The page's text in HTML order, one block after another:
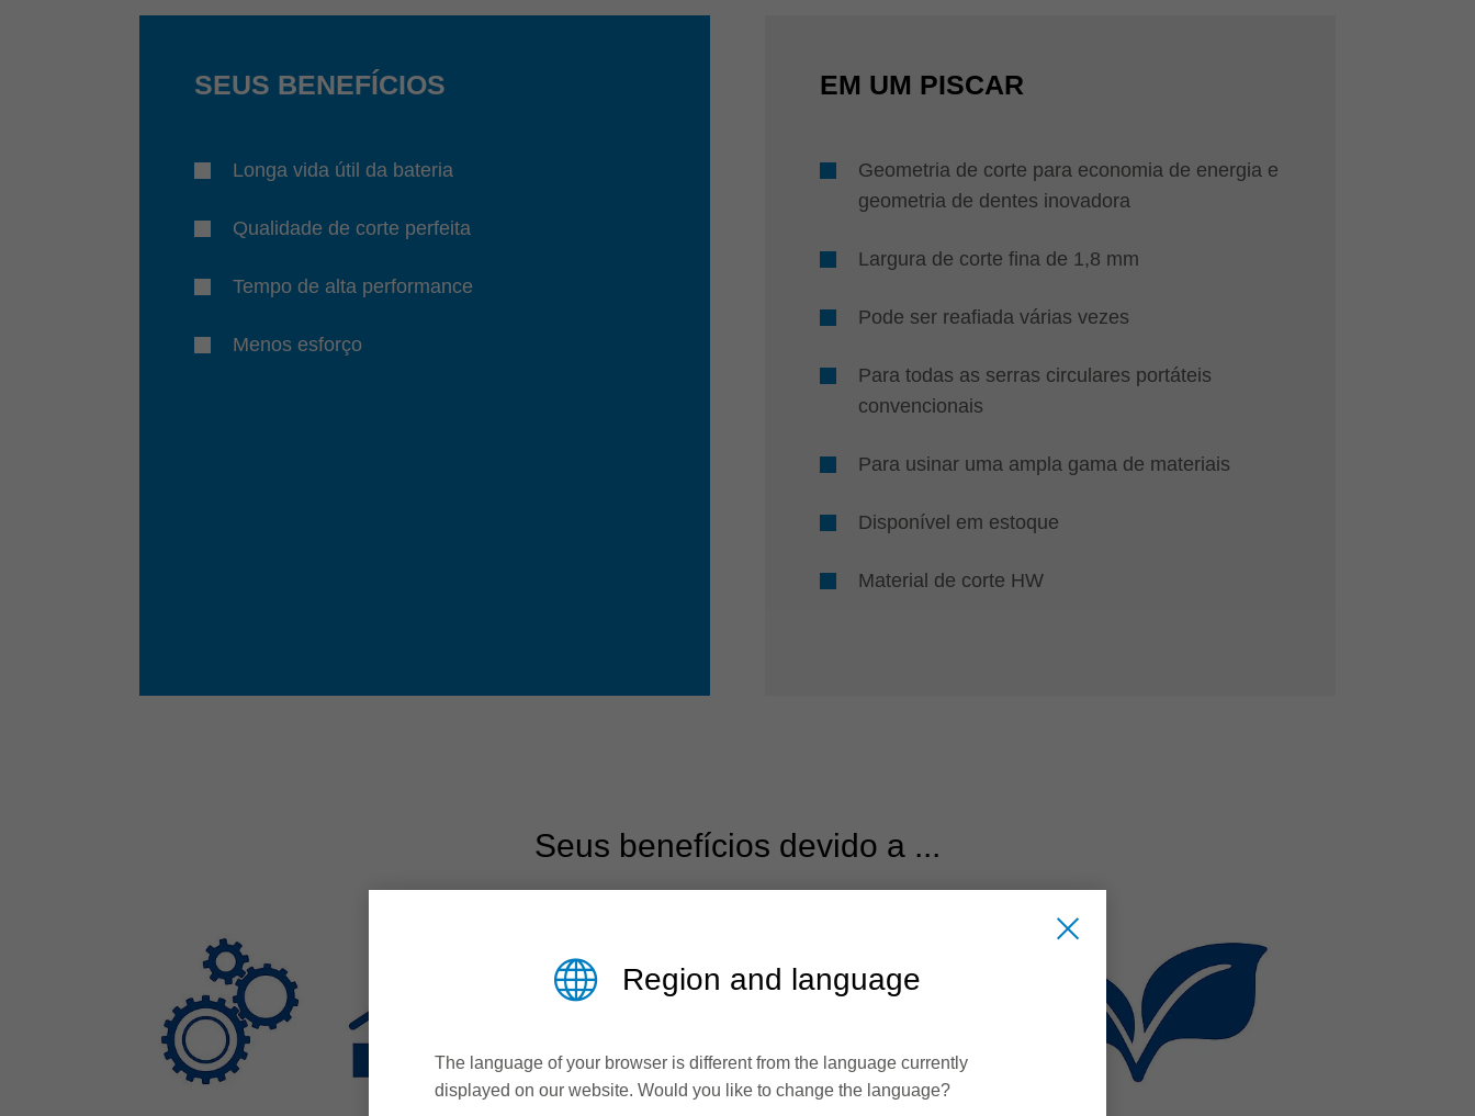
SEUS BENEFÍCIOS
Longa vida útil da bateria
Qualidade de corte perfeita
Tempo de alta performance
Menos esforço
EM UM PISCAR
Geometria de corte para economia de energia e
geometria de dentes inovadora
Largura de corte fina de 1,8 mm
Pode ser reafiada várias vezes
Para todas as serras circulares portáteis
convencionais
Para usinar uma ampla gama de materiais
Disponível em estoque
Material de corte HW
Seus benefícios devido a ...
Region and language
The language of your browser is different from the language currently
displayed on our website. Would you like to change the language?